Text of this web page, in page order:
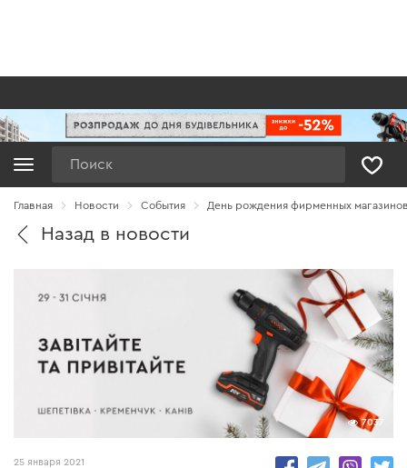
Главная Новости Cобытия День рождения фирменных
Назад в новости
7037
25 января 2021